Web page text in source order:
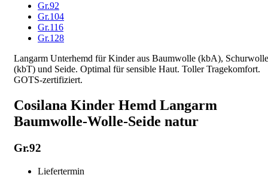
Gr.92
Gr.104
Gr.116
Gr.128
Langarm Unterhemd für Kinder aus Baumwolle (kbA), Schurwolle
(kbT) und Seide. Optimal für sensible Haut. Toller Tragekomfort.
GOTS-zertifiziert.
Cosilana Kinder Hemd Langarm
Baumwolle-Wolle-Seide natur
Gr.92
Liefertermin